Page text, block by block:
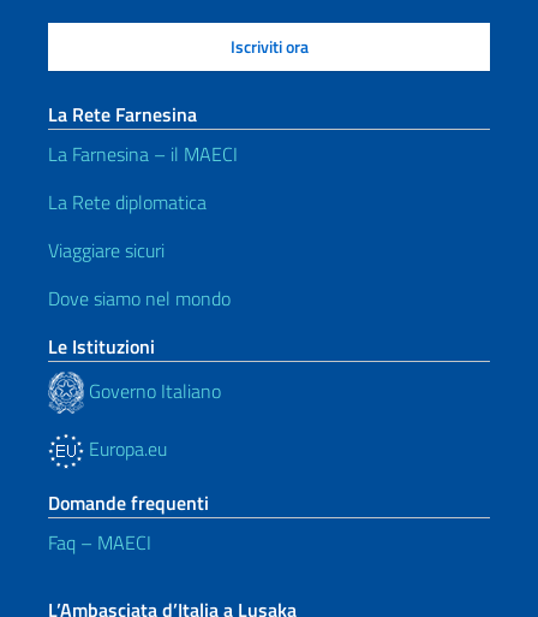
La Rete Farnesina
La Farnesina – il MAECI
La Rete diplomatica
Viaggiare sicuri
Dove siamo nel mondo
Le Istituzioni
Governo Italiano
Europa.eu
Domande frequenti
Faq – MAECI
L’Ambasciata d’Italia a Lusaka